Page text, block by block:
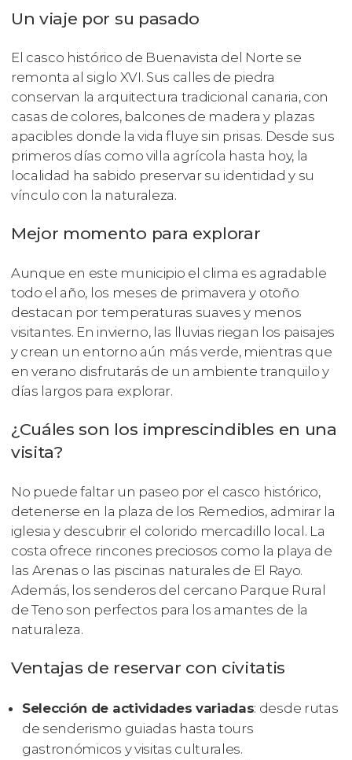
Un viaje por su pasado
El casco histórico de Buenavista del Norte se
remonta al siglo XVI. Sus calles de piedra
conservan la arquitectura tradicional canaria, con
casas de colores, balcones de madera y plazas
apacibles donde la vida fluye sin prisas. Desde sus
primeros días como villa agrícola hasta hoy, la
localidad ha sabido preservar su identidad y su
vínculo con la naturaleza.
Mejor momento para explorar
Aunque en este municipio el clima es agradable
todo el año, los meses de primavera y otoño
destacan por temperaturas suaves y menos
visitantes. En invierno, las lluvias riegan los paisajes
y crean un entorno aún más verde, mientras que
en verano disfrutarás de un ambiente tranquilo y
días largos para explorar.
¿Cuáles son los imprescindibles en una
visita?
No puede faltar un paseo por el casco histórico,
detenerse en la plaza de los Remedios, admirar la
iglesia y descubrir el colorido mercadillo local. La
costa ofrece rincones preciosos como la playa de
las Arenas o las piscinas naturales de El Rayo.
Además, los senderos del cercano Parque Rural
de Teno son perfectos para los amantes de la
naturaleza.
Ventajas de reservar con civitatis
Selección de actividades variadas: desde rutas
de senderismo guiadas hasta tours
gastronómicos y visitas culturales.